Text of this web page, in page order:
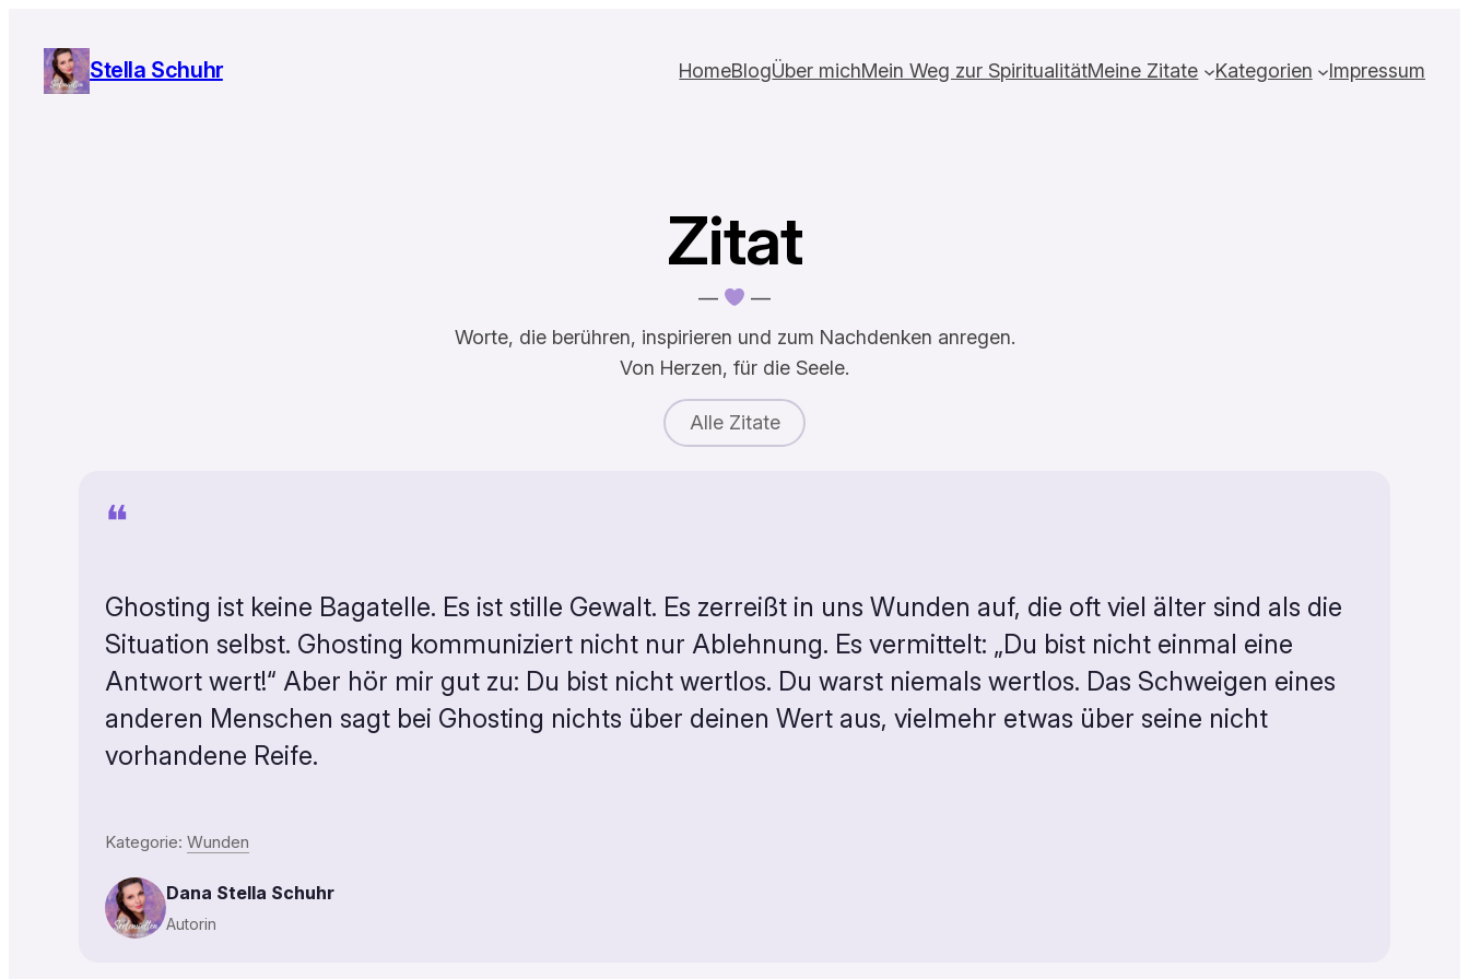
Inhalt
springen
Stella Schuhr HomeBlogÜber michMein Weg zur SpiritualitätMeine Zitate Kategorien Impressum
Zitat
—
—
Worte, die berühren, inspirieren und zum Nachdenken anregen.
Von Herzen, für die Seele.
Alle Zitate
❝
Ghosting ist keine Bagatelle. Es ist stille Gewalt. Es zerreißt in uns Wunden auf, die oft viel älter sind als die
Situation selbst. Ghosting kommuniziert nicht nur Ablehnung. Es vermittelt: „Du bist nicht einmal eine
Antwort wert!“ Aber hör mir gut zu: Du bist nicht wertlos. Du warst niemals wertlos. Das Schweigen eines
anderen Menschen sagt bei Ghosting nichts über deinen Wert aus, vielmehr etwas über seine nicht
vorhandene Reife.
Kategorie: Wunden
Dana Stella Schuhr
Autorin